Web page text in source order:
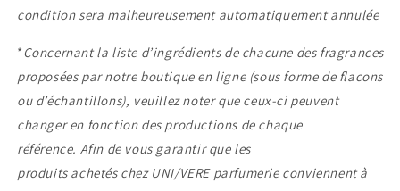
condition sera malheureusement automatiquement annulée
*Concernant la liste d’ingrédients de chacune des fragrances
proposées par notre boutique en ligne (sous forme de flacons
ou d’échantillons), veuillez noter que ceux-ci peuvent
changer en fonction des productions de chaque
référence. Afin de vous garantir que les
produits achetés chez UNI/VERE parfumerie conviennent à